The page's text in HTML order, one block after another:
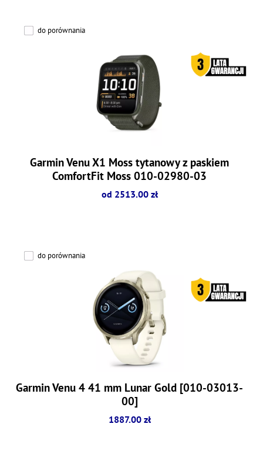
do porównania
Garmin Venu X1 Moss tytanowy z paskiem
ComfortFit Moss 010-02980-03
od 2513.00 zł
do porównania
Garmin Venu 4 41 mm Lunar Gold [010-03013-
00]
1887.00 zł